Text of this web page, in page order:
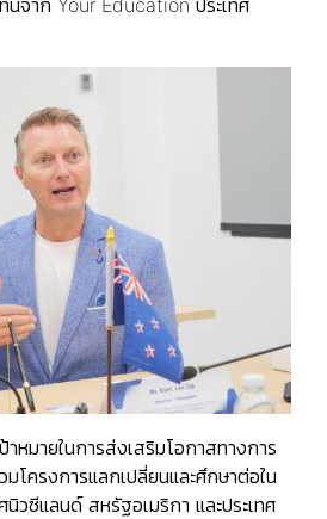
หมายในการส่งเสริมโอกาสทางการ
มโครงการแลกเปลี่ยนและศึกษาต่อใน
นิวซีแลนด์ สหรัฐอเมริกา และประเทศ